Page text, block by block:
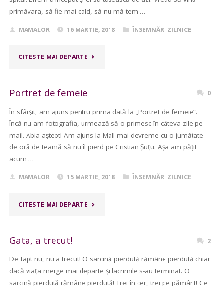
primăvara, să fie mai cald, să nu mă tem …
MAMALOR 16 MARTIE, 2018 ÎNSEMNĂRI ZILNICE
CITESTE MAI DEPARTE"DOR
SOARE"
Portret de femeie 0
În sfârșit, am ajuns pentru prima dată la „Portret de femeie”.
Încă nu am fotografia, urmează să o primesc în câteva zile pe
mail. Abia aștept! Am ajuns la Mall mai devreme cu o jumătate
de oră de teamă să nu îl pierd pe Cristian Șuțu. Așa am pățit
acum …
MAMALOR 15 MARTIE, 2018 ÎNSEMNĂRI ZILNICE
CITESTE MAI DEPARTE"PORTRET
Gata, a trecut! 2
De fapt nu, nu a trecut! O sarcină pierdută rămâne pierdută chiar
dacă viața merge mai departe și lacrimile s-au terminat. O
sarcină pierdută rămâne pierdută! Trei în cer, trei pe pământ! Ce